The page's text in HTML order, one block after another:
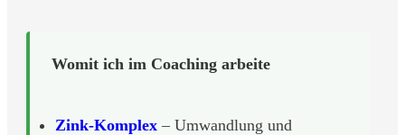
Womit ich im Coaching arbeite
Zink-Komplex – Umwandlung und